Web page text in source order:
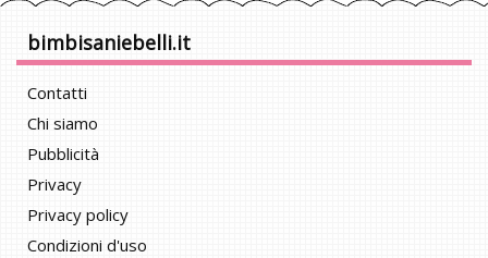
bimbisaniebelli.it
Contatti
Chi siamo
Pubblicità
Privacy
Privacy policy
Condizioni d'uso